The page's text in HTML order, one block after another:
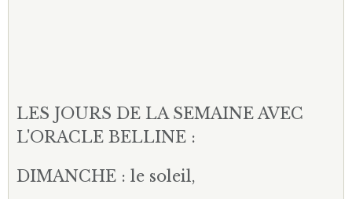
LES JOURS DE LA SEMAINE AVEC
L'ORACLE BELLINE :
DIMANCHE : le soleil,